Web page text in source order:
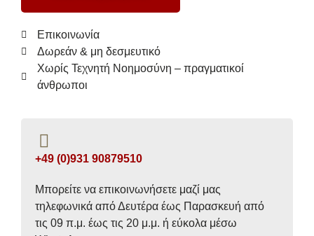
Επικοινωνία
Δωρεάν & μη δεσμευτικό
Χωρίς Τεχνητή Νοημοσύνη – πραγματικοί
άνθρωποι
+49 (0)931 90879510
Μπορείτε να επικοινωνήσετε μαζί μας
τηλεφωνικά από Δευτέρα έως Παρασκευή από
τις 09 π.μ. έως τις 20 μ.μ. ή εύκολα μέσω